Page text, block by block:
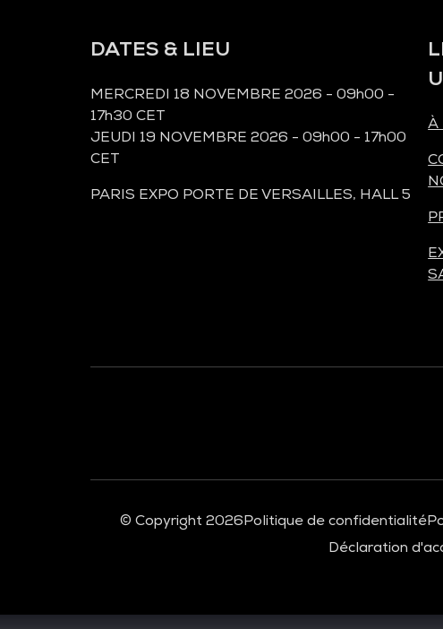
DATES & LIEU
MERCREDI 18 NOVEMBRE 2026 - 09h00 -
17h30 CET
JEUDI 19 NOVEMBRE 2026 - 09h00 - 17h00
CET
PARIS EXPO PORTE DE VERSAILLES, HALL 5
À
© Copyright 2026Politique de confidentialité
Déclaration